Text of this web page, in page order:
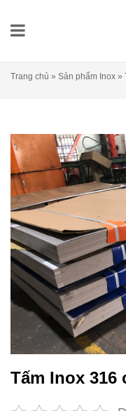
Trang chủ » Sản phẩm Inox »
Tấm Inox 316